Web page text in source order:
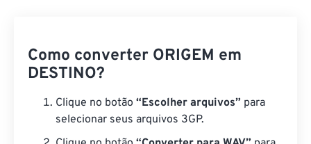
Como converter ORIGEM em
DESTINO?
Clique no botão “Escolher arquivos” para
selecionar seus arquivos 3GP.